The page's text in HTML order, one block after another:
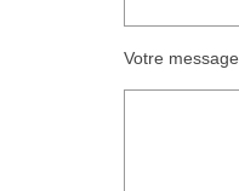
Votre message